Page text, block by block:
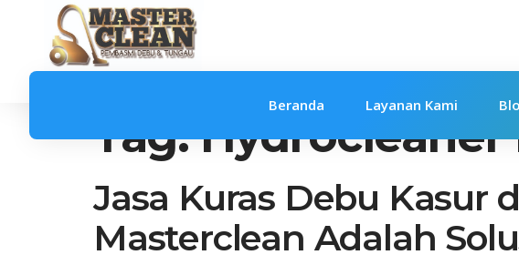
Beranda Layanan Kami
Tag:Hydrocleaner
Jasa Kuras Debu Kasur
Masterclean Adalah